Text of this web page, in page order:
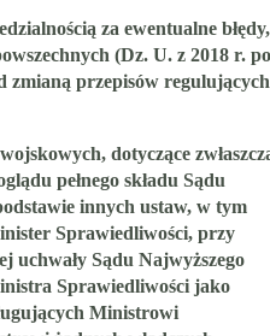
za ewentualne błędy,
(Dz. U. z 2018 r.
zmianą przepisów regulujących
dotyczące
pełnego składu Sądu
innych ustaw, w tym
Sprawiedliwości, przy
uchwały Sądu Najwyższego
Sprawiedliwości jako
Ministrowi